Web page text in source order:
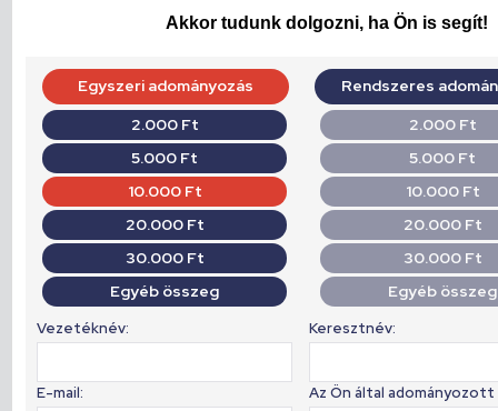
Akkor tudunk dolgozni, ha Ön is segít!